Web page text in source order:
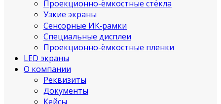
Проекционно-ёмкостные стёкла
Узкие экраны
Сенсорные ИК‑рамки
Специальные дисплеи
Проекционно-ёмкостные пленки
LED экраны
О компании
Реквизиты
Документы
Кейсы